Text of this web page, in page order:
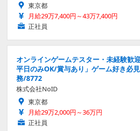
東京都
月給29万7,400円～43万7,400円
正社員
オンラインゲームテスター・未経験歓
平日のみOK/賞与あり」ゲーム好き必
務/8772
株式会社NoID
東京都
月給29万2,000円～36万円
正社員